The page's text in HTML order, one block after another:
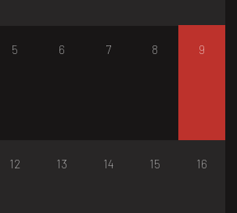
5 6 7 8 9
12 13 14 15 16